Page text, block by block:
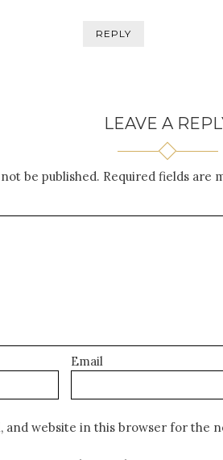
REPLY
LEAVE A
be published. Required fields are
Email
and website in this browser for the